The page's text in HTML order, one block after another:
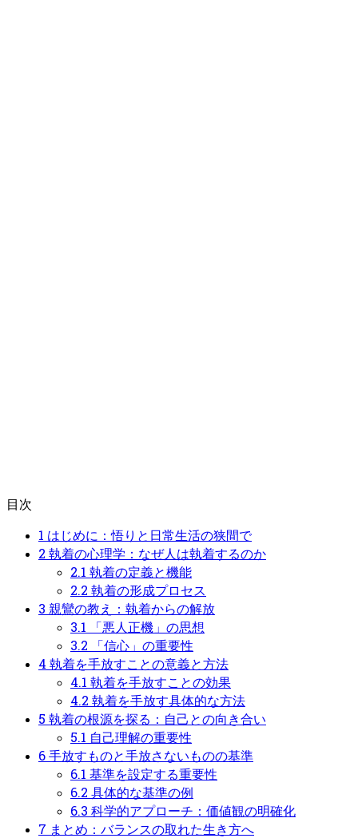
目次
1 はじめに：悟りと日常生活の狭間で
2 執着の心理学：なぜ人は執着するのか
2.1 執着の定義と機能
2.2 執着の形成プロセス
3 親鸞の教え：執着からの解放
3.1 「悪人正機」の思想
3.2 「信心」の重要性
4 執着を手放すことの意義と方法
4.1 執着を手放すことの効果
4.2 執着を手放す具体的な方法
5 執着の根源を探る：自己との向き合い
5.1 自己理解の重要性
6 手放すものと手放さないものの基準
6.1 基準を設定する重要性
6.2 具体的な基準の例
6.3 科学的アプローチ：価値観の明確化
7 まとめ：バランスの取れた生き方へ